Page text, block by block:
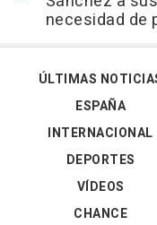
necesidad de
ÚLTIMAS
ESPAÑA
INTERNACIONAL
DEPORTES
VÍDEOS
CHANCE